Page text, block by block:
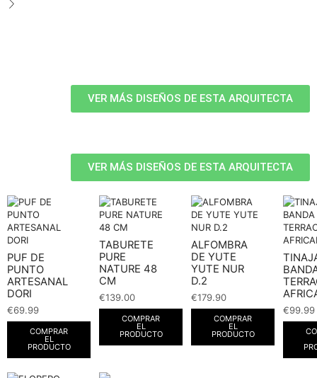
VER MÁS DISEÑOS DE ESTA ARQUITECTA
VER MÁS DISEÑOS DE ESTA ARQUITECTA
PUF DE
PUNTO
ARTESANAL
DORI
€69.99
COMPRAR
EL
PRODUCTO
TABURETE
PURE
NATURE 48
CM
€139.00
COMPRAR
EL
PRODUCTO
ALFOMBRA
DE YUTE
YUTE NUR
D.2
€179.90
COMPRAR
EL
PRODUCTO
€99.99